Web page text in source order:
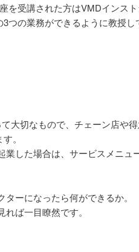
を受講された方はVMDインス
つの業務ができるように教授し
大切なもので、チェーン店や
。
業した場合は、サービスメニュ
ーになったら何ができるか。
ば一目瞭然です。